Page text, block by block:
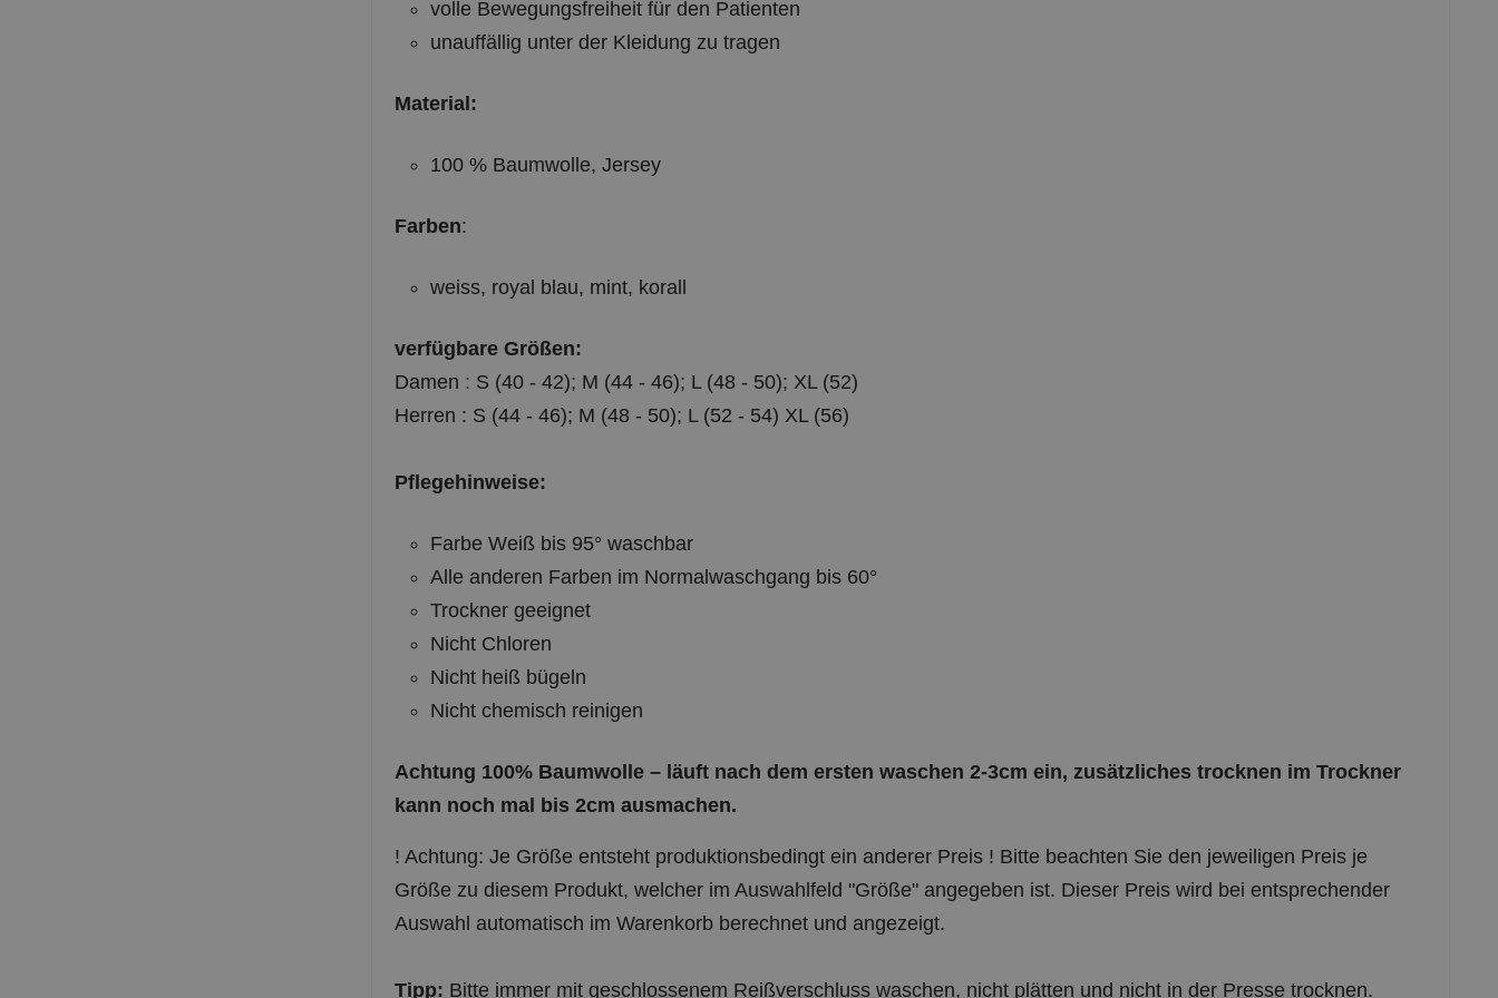
volle Bewegungsfreiheit für den Patienten
unauffällig unter der Kleidung zu tragen
Material:
100 % Baumwolle, Jersey
Farben:
weiss, royal blau, mint, korall
verfügbare Größen:
Damen : S (40 - 42); M (44 - 46); L (48 - 50); XL (52)
Herren : S (44 - 46); M (48 - 50); L (52 - 54) XL (56)
Pflegehinweise:
Farbe Weiß bis 95° waschbar
Alle anderen Farben im Normalwaschgang bis 60°
Trockner geeignet
Nicht Chloren
Nicht heiß bügeln
Nicht chemisch reinigen
Achtung 100% Baumwolle – läuft nach dem ersten waschen 2-3cm ein, zusätzliches trocknen im Trockner
kann noch mal bis 2cm ausmachen.
! Achtung: Je Größe entsteht produktionsbedingt ein anderer Preis ! Bitte beachten Sie den jeweiligen Preis je
Größe zu diesem Produkt, welcher im Auswahlfeld "Größe" angegeben ist. Dieser Preis wird bei entsprechender
Auswahl automatisch im Warenkorb berechnet und angezeigt.
Tipp: Bitte immer mit geschlossenem Reißverschluss waschen, nicht plätten und nicht in der Presse trocknen.